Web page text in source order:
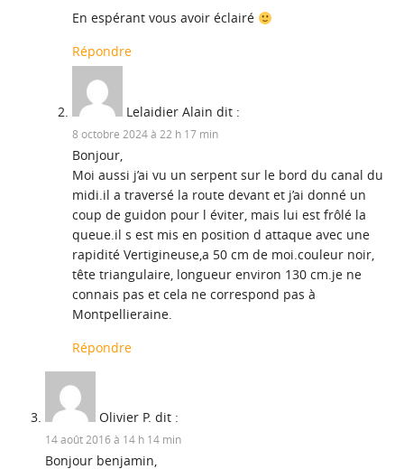
En espérant vous avoir éclairé
Répondre
Lelaidier Alain dit :
8 octobre 2024 à 22 h 17 min
Bonjour,
Moi aussi j’ai vu un serpent sur le bord du canal du
midi.il a traversé la route devant et j’ai donné un
coup de guidon pour l éviter, mais lui est frôlé la
queue.il s est mis en position d attaque avec une
rapidité Vertigineuse,a 50 cm de moi.couleur noir,
tête triangulaire, longueur environ 130 cm.je ne
connais pas et cela ne correspond pas à
Montpellieraine.
Répondre
Olivier P. dit :
14 août 2016 à 14 h 14 min
Bonjour benjamin,